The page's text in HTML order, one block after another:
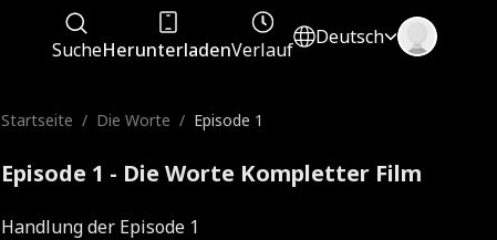
SucheHerunterladenVerlauf
Deutsch
Startseite / Die Worte / Episode 1
Episode 1 - Die Worte Kompletter Film
Handlung der Episode 1